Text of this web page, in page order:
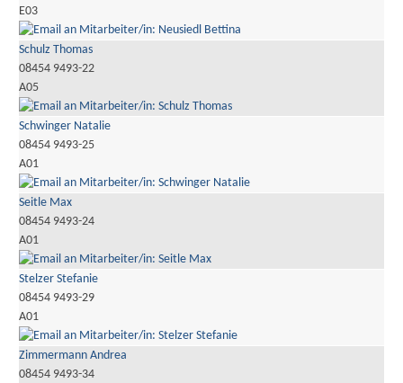
E03
Schulz Thomas
08454 9493-22
A05
Schwinger Natalie
08454 9493-25
A01
Seitle Max
08454 9493-24
A01
Stelzer Stefanie
08454 9493-29
A01
Zimmermann Andrea
08454 9493-34